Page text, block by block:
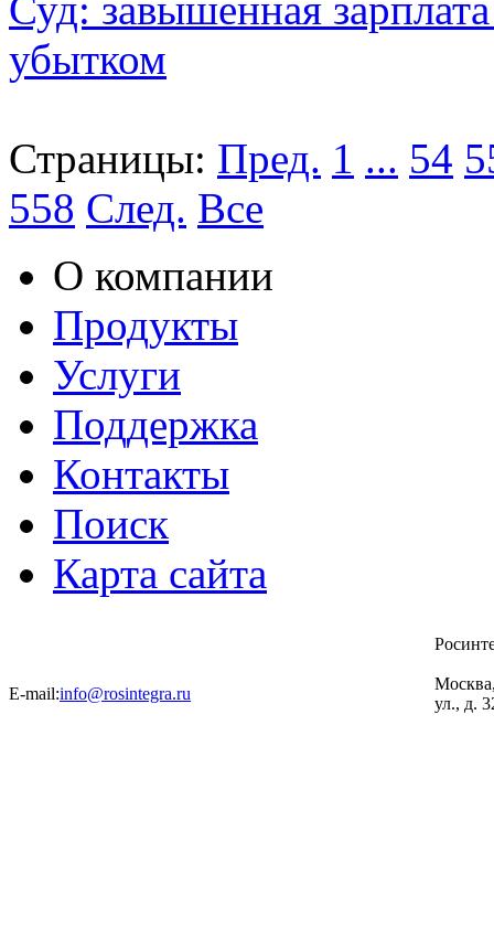
убытком
Страницы: Пред. 1 ... 54
558 След. Все
О компании
Продукты
Услуги
Поддержка
Контакты
Поиск
Карта сайта
E-mail:info@rosintegra.ru
ул., д.